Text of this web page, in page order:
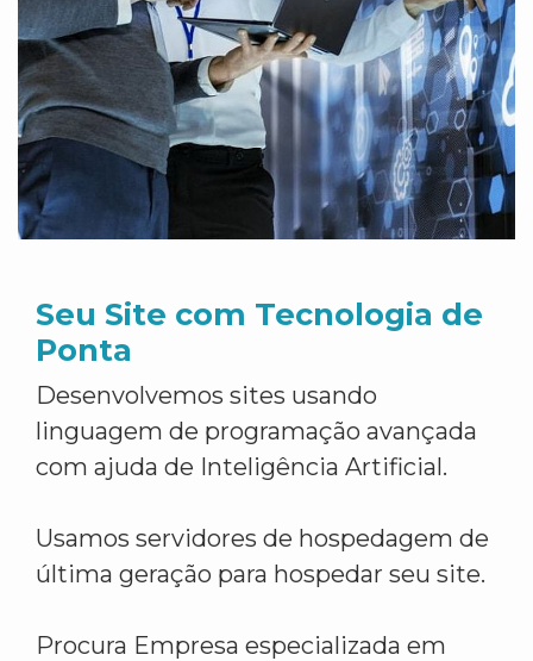
Seu Site com Tecnologia de
Ponta
Desenvolvemos sites usando
linguagem de programação avançada
com ajuda de Inteligência Artificial.
Usamos servidores de hospedagem de
última geração para hospedar seu site.
Procura Empresa especializada em